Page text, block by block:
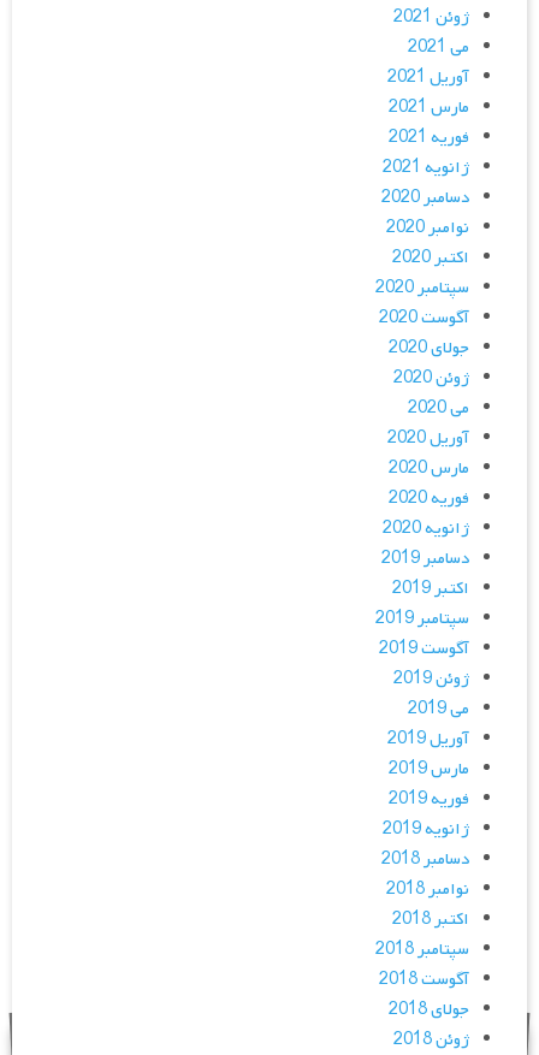
ژوئن 2021
می 2021
آوریل 2021
مارس 2021
فوریه 2021
ژانویه 2021
دسامبر 2020
نوامبر 2020
اکتبر 2020
سپتامبر 2020
آگوست 2020
جولای 2020
ژوئن 2020
می 2020
آوریل 2020
مارس 2020
فوریه 2020
ژانویه 2020
دسامبر 2019
اکتبر 2019
سپتامبر 2019
آگوست 2019
ژوئن 2019
می 2019
آوریل 2019
مارس 2019
فوریه 2019
ژانویه 2019
دسامبر 2018
نوامبر 2018
اکتبر 2018
سپتامبر 2018
آگوست 2018
جولای 2018
ژوئن 2018